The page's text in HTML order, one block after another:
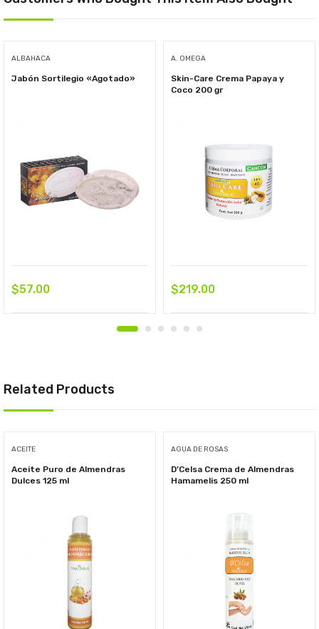
ALBAHACA
Jabón Sortilegio «Agotado»
$57.00
A. OMEGA
Skin-Care Crema Papaya y
Coco 200 gr
$219.00
Related Products
ACEITE
Aceite Puro de Almendras
Dulces 125 ml
AGUA DE ROSAS
D’Celsa Crema de Almendras
Hamamelis 250 ml